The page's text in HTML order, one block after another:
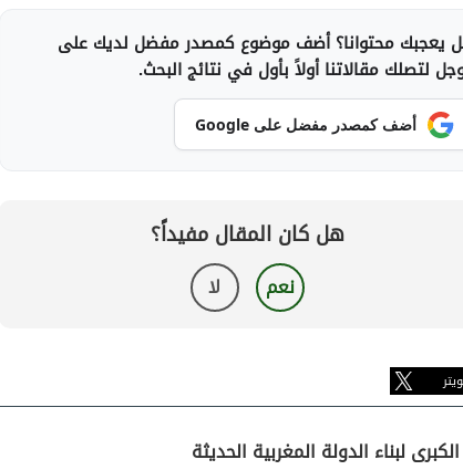
يعجبك محتوانا؟ أضف موضوع كمصدر مفضل لديك على
لتصلك مقالاتنا أولاً بأول في نتائج البحث.
أضف كمصدر مفضل على Google
هل كان المقال مفيداً؟
نعم لا
لبناء الدولة المغربية الحديثة